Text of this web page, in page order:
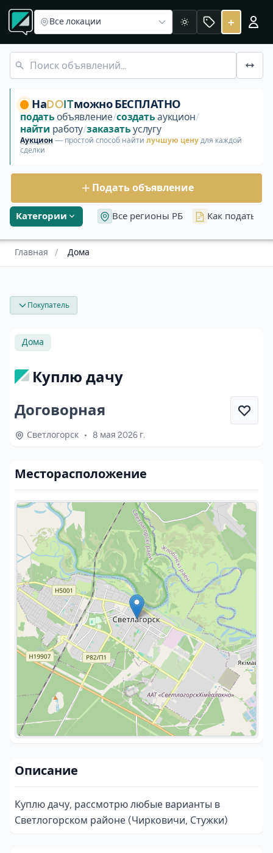
Куплю дачу. Продать в
Куплю дачу, рассмотрю любые варианты в
Все локации Светлая +
Категории Все регионы РБ Как подать
НаDOITможно БЕСПЛАТНО
подать объявление/создать аукцион/
найти работу/заказать услугу
Аукцион — простой способ найти лучшую цену для каждой
сделки
Подать объявление
Главная / Дома
Покупатель
Дома
Куплю дачу
Договорная
Светлогорск • 8 мая 2026 г.
Месторасположение
Описание
Куплю дачу, рассмотрю любые варианты в
Светлогорском районе (Чирковичи, Стужки)